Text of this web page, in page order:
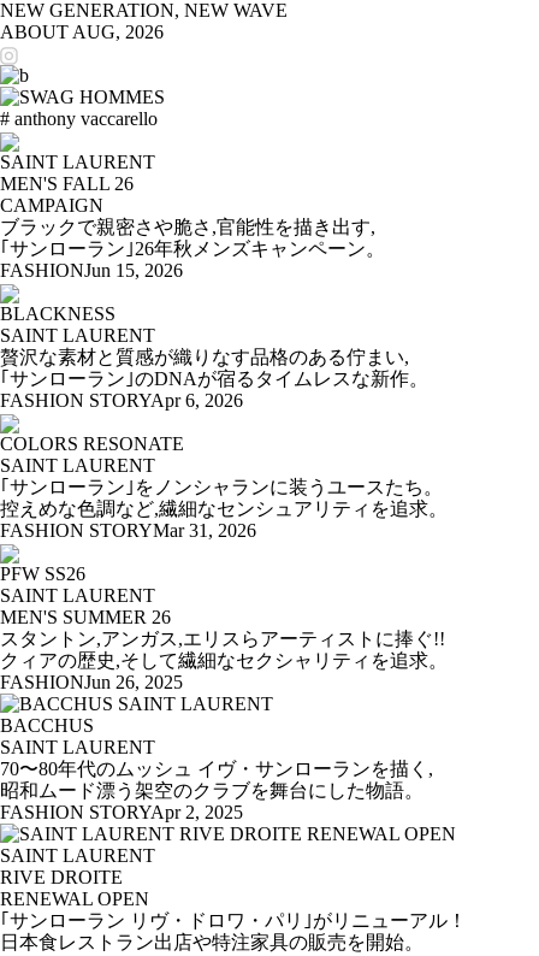
NEW GENERATION, NEW WAVE
ABOUT AUG, 2026
# anthony vaccarello
SAINT LAURENT
MEN'S FALL 26
CAMPAIGN
ブラックで親密さや脆さ,官能性を描き出す,
｢サンローラン｣26年秋メンズキャンペーン。
FASHIONJun 15, 2026
BLACKNESS
SAINT LAURENT
贅沢な素材と質感が織りなす品格のある佇まい,
｢サンローラン｣のDNAが宿るタイムレスな新作。
FASHION STORYApr 6, 2026
COLORS RESONATE
SAINT LAURENT
｢サンローラン｣をノンシャランに装うユースたち。
控えめな色調など,繊細なセンシュアリティを追求。
FASHION STORYMar 31, 2026
PFW SS26
SAINT LAURENT
MEN'S SUMMER 26
スタントン,アンガス,エリスらアーティストに捧ぐ!!
クィアの歴史,そして繊細なセクシャリティを追求。
FASHIONJun 26, 2025
BACCHUS
SAINT LAURENT
70〜80年代のムッシュ イヴ・サンローランを描く,
昭和ムード漂う架空のクラブを舞台にした物語。
FASHION STORYApr 2, 2025
SAINT LAURENT
RIVE DROITE
RENEWAL OPEN
｢サンローラン リヴ・ドロワ・パリ｣がリニューアル！
日本食レストラン出店や特注家具の販売を開始。